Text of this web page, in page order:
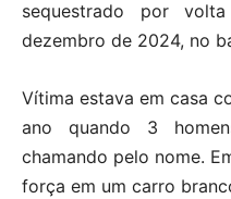
sequestrado por
dezembro de 2024, no
Vítima estava em casa
ano quando 3
chamando pelo nome.
força em um carro